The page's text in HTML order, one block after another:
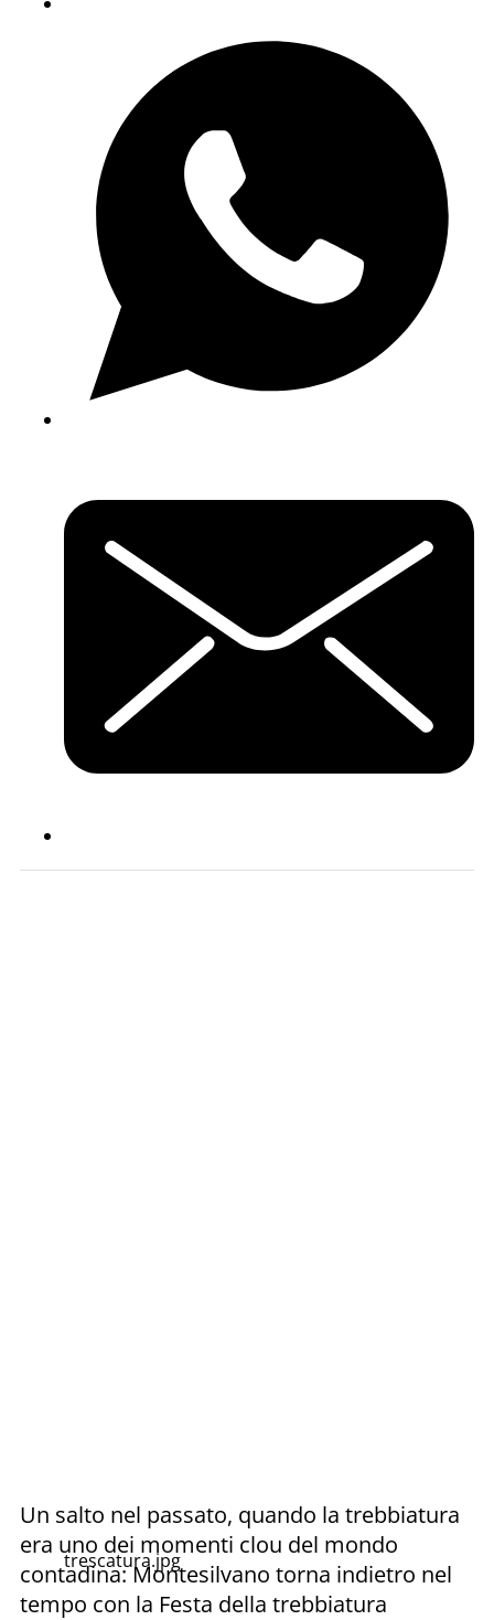
trescatura.jpg
Un salto nel passato, quando la trebbiatura
era uno dei momenti clou del mondo
contadina: Montesilvano torna indietro nel
tempo con la Festa della trebbiatura